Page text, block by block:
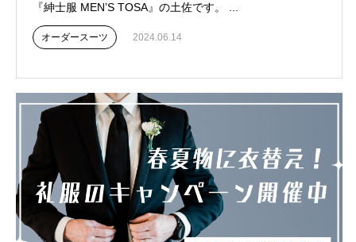
『紳士服 MEN’S TOSA』の土佐です。 ...
オーダースーツ 2024.06.14